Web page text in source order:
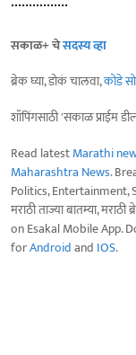
सकाळ+ चेसदस्य व्हा
ब्रेक घ्या, डोकं चालवा,कोडे
शॉपिंगसाठी 'सकाळ प्राईम
Read latestMarathi
Maharashtra News.
Politics, Entertainment,
मराठी ताज्या बातम्या,
on Esakal Mobile App.
forAndroidand IOS.